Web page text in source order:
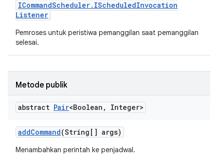
ICommandScheduler. IScheduledInvocation
Listener
Pemroses untuk peristiwa pemanggilan saat pemanggilan
selesai.
Metode publik
abstract Pair<Boolean , Integer>
addCommand(String[] args)
Menambahkan perintah ke penjadwal.